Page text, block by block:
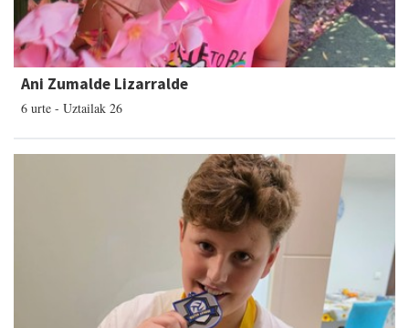
Ani Zumalde Lizarralde
6 urte - Uztailak 26